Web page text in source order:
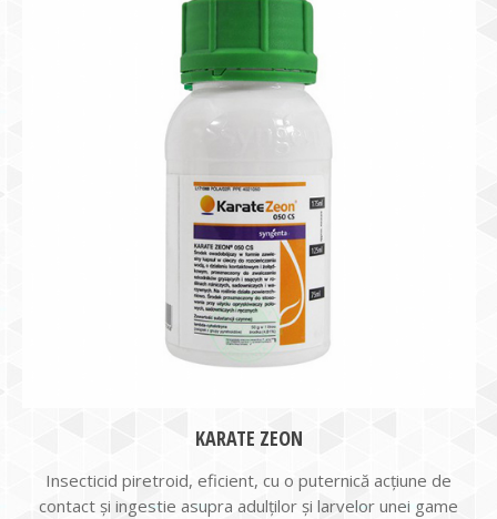
KARATE ZEON
Insecticid piretroid, eficient, cu o puternică acţiune de
contact şi ingestie asupra adulților și larvelor unei game